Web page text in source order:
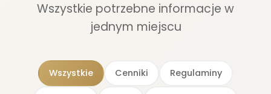
Wszystkie potrzebne informacje w
jednym miejscu
Wszystkie Cenniki Regulaminy